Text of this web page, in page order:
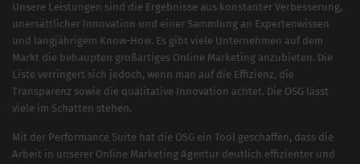
Unsere Leistungen sind die Ergebnisse aus konstanter Verbesserung,
unersättlicher Innovation und einer Sammlung an Expertenwissen
und langjährigem Know-How. Es gibt viele Unternehmen auf dem
Markt die behaupten großartiges Online Marketing anzubieten. Die
Liste verringert sich jedoch, wenn man auf die Effizienz, die
Transparenz sowie die qualitative Innovation achtet. Die OSG lässt
viele im Schatten stehen.
Mit der Performance Suite hat die OSG ein Tool geschaffen, dass die
Arbeit in unserer Online Marketing Agentur deutlich effizienter und